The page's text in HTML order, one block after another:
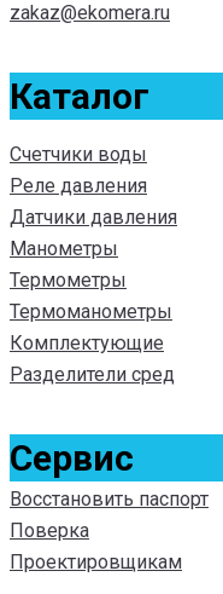
zakaz@ekomera.ru
Каталог
Счетчики воды
Реле давления
Датчики давления
Манометры
Термометры
Термоманометры
Комплектующие
Разделители сред
Сервис
Восстановить паспорт
Поверка
Проектировщикам